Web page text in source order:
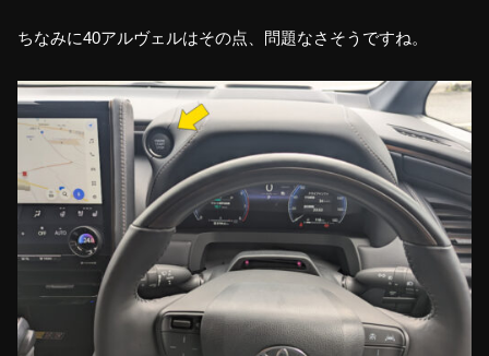
ちなみに40アルヴェルはその点、問題なさそうですね。